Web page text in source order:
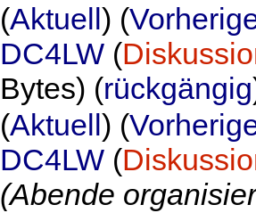
(Aktuell) (
DC4LW (
Bytes) (rückgängig
(Aktuell) (
DC4LW (
(Abende